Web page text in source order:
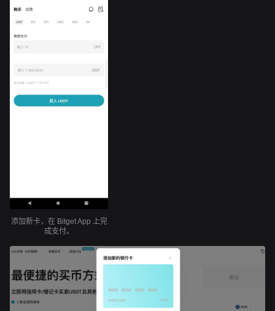
添加新卡，在 Bitget App 上完
成支付。